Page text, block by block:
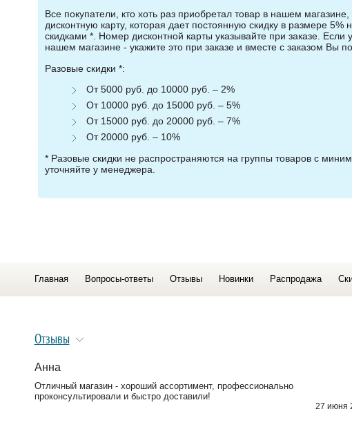
Все покупатели, кто хоть раз приобретал товар в нашем
дисконтную карту, которая дает постоянную скидку в размере
скидками *. Номер дисконтной карты указывайте при заказе.
нашем магазине - укажите это при заказе и вместе с заказом Вы
Разовые скидки *:
От 5000 руб. до 10000 руб. – 2%
От 10000 руб. до 15000 руб. – 5%
От 15000 руб. до 20000 руб. – 7%
От 20000 руб. – 10%
* Разовые скидки не распространяются на группы товаров с
уточняйте у менеджера.
Главная Вопросы-ответы Отзывы Новинки Распродажа
Отзывы
Анна
Отличный магазин - хороший ассортимент, профессионально
проконсультировали и быстро доставили!
27 июня